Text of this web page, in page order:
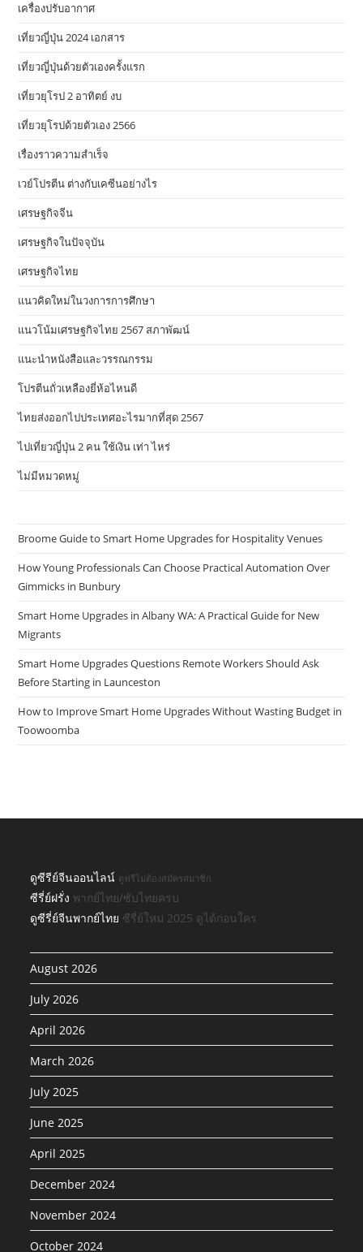
เครื่องปรับอากาศ
เที่ยวญี่ปุ่น 2024 เอกสาร
เที่ยวญี่ปุ่นด้วยตัวเองครั้งแรก
เที่ยวยุโรป 2 อาทิตย์ งบ
เที่ยวยุโรปด้วยตัวเอง 2566
เรื่องราวความสำเร็จ
เวย์โปรตีน ต่างกับเคซีนอย่างไร
เศรษฐกิจจีน
เศรษฐกิจในปัจจุบัน
เศรษฐกิจไทย
แนวคิดใหม่ในวงการการศึกษา
แนวโน้มเศรษฐกิจไทย 2567 สภาพัฒน์
แนะนำหนังสือและวรรณกรรม
โปรตีนถั่วเหลืองยี่ห้อไหนดี
ไทยส่งออกไปประเทศอะไรมากที่สุด 2567
ไปเที่ยวญี่ปุ่น 2 คน ใช้เงิน เท่า ไหร่
ไม่มีหมวดหมู่
Broome Guide to Smart Home Upgrades for Hospitality Venues
How Young Professionals Can Choose Practical Automation Over
Gimmicks in Bunbury
Smart Home Upgrades in Albany WA: A Practical Guide for New
Migrants
Smart Home Upgrades Questions Remote Workers Should Ask
Before Starting in Launceston
How to Improve Smart Home Upgrades Without Wasting Budget in
Toowoomba
ดูซีรีย์จีนออนไลน์ ดูฟรีไม่ต้องสมัครสมาชิก
ซีรี่ย์ฝรั่ง พากย์ไทย/ซับไทยครบ
ดูซีรี่ย์จีนพากย์ไทย ซีรี่ย์ใหม่ 2025 ดูได้ก่อนใคร
August 2026
July 2026
April 2026
March 2026
July 2025
June 2025
April 2025
December 2024
November 2024
October 2024